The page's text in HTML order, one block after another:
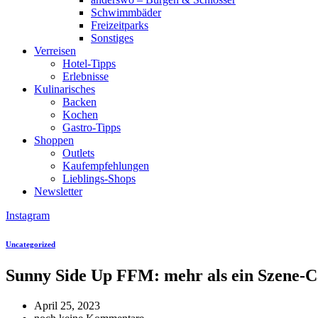
Schwimmbäder
Freizeitparks
Sonstiges
Verreisen
Hotel-Tipps
Erlebnisse
Kulinarisches
Backen
Kochen
Gastro-Tipps
Shoppen
Outlets
Kaufempfehlungen
Lieblings-Shops
Newsletter
Instagram
Uncategorized
Sunny Side Up FFM: mehr als ein Szene-
April 25, 2023